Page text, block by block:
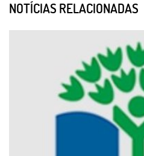
NOTÍCIAS RELACIONADAS